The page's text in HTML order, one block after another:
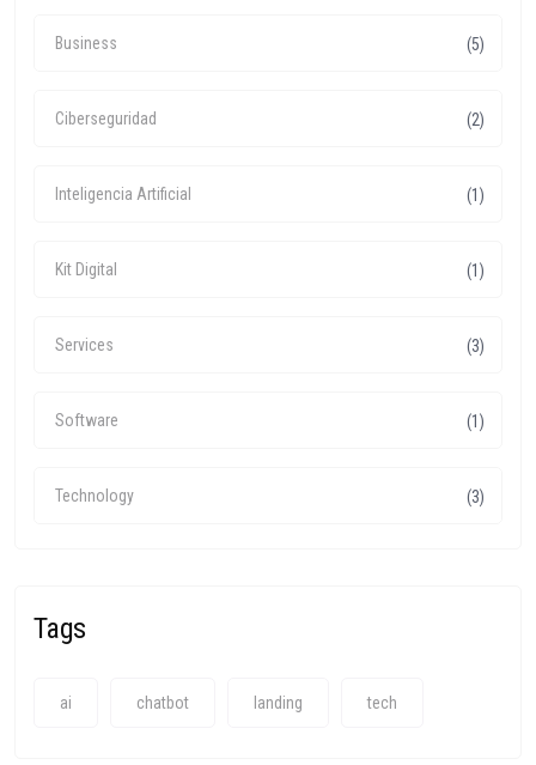
Business (5)
Ciberseguridad (2)
Inteligencia Artificial (1)
Kit Digital (1)
Services (3)
Software (1)
Technology (3)
Tags
ai chatbot landing tech